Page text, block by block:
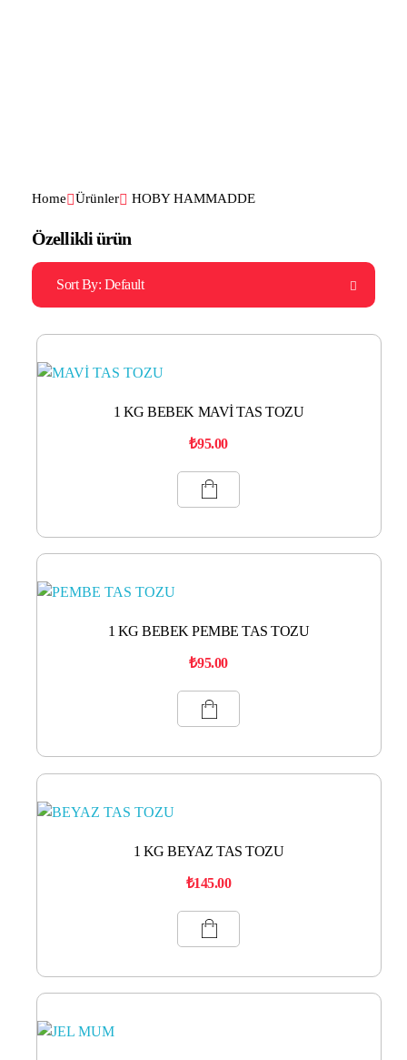
Home Ürünler HOBY HAMMADDE
Özellikli ürün
Sort By: Default
1 KG BEBEK MAVİ TAS TOZU
₺95.00
1 KG BEBEK PEMBE TAS TOZU
₺95.00
1 KG BEYAZ TAS TOZU
₺145.00